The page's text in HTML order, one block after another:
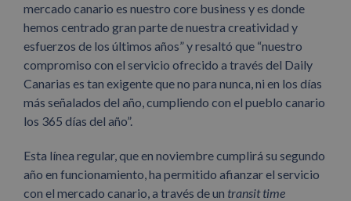
mercado canario es nuestro core business y es donde
hemos centrado gran parte de nuestra creatividad y
esfuerzos de los últimos años” y resaltó que “nuestro
compromiso con el servicio ofrecido a través del Daily
Canarias es tan exigente que no para nunca, ni en los días
más señalados del año, cumpliendo con el pueblo canario
los 365 días del año”.
Esta línea regular, que en noviembre cumplirá su segundo
año en funcionamiento, ha permitido afianzar el servicio
con el mercado canario, a través de un transit time